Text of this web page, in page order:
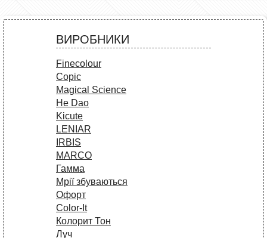
ВИРОБНИКИ
Finecolour
Copic
Magical Science
He Dao
Kicute
LENIAR
IRBIS
MARCO
Гамма
Мрії збуваються
Офорт
Сolor-It
Колорит Тон
Луч